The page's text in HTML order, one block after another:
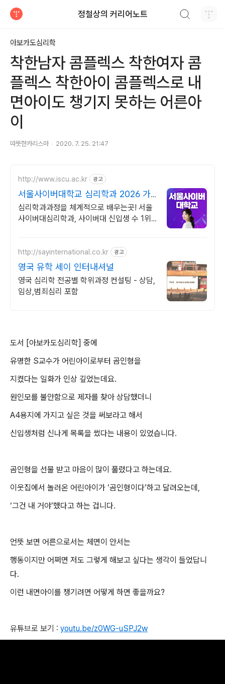
정철상의 커리어노트
아보카도심리학
착한남자 콤플렉스 착한여자 콤
플렉스 착한아이 콤플렉스로 내
면아이도 챙기지 못하는 어른아
이
따뜻한카리스마 2020. 7. 25. 21:47
http://www.iscu.ac.kr 광고
서울사이버대학교 심리학과 2026 가
을학기 신편입생
심리학과과정을 체계적으로 배우는곳! 서울
사이버대심리학과, 사이버대 신입생 수 1위
http://sayinternational.co.kr 광고
영국 유학 세이 인터내셔널
영국 심리학 전공별 학위과정 컨설팅 - 상담,
임상,범죄심리 포함
도서 [아보카도심리학] 중에
유명한 S교수가 어린아이로부터 곰인형을
지켰다는 일화가 인상 깊었는데요.
원인모를 불안함으로 제자를 찾아 상담했더니
A4용지에 가지고 싶은 것을 써보라고 해서
신입생처럼 신나게 목록을 썼다는 내용이 있었습니다.
곰인형을 선물 받고 마음이 많이 풀렸다고 하는데요.
이웃집에서 놀러온 어린아이가 ‘곰인형이다’하고 달려오는데 ,
‘그건 내 거야’했다고 하는 겁니다.
언뜻 보면 어른으로서는 체면이 안서는
행동이지만 어쩌면 저도 그렇게 해보고 싶다는 생각이 들었답니
다.
이런 내면아이를 챙기려면 어떻게 하면 좋을까요?
유튜브로 보기 : youtu.be/z0WG-uSPJ2w